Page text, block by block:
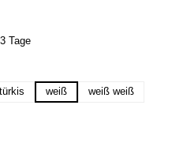
Tage
türkis weiß weiß weiß